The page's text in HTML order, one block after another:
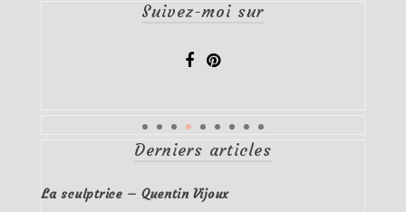
Suivez-moi sur
Derniers articles
La sculptrice – Quentin Vijoux